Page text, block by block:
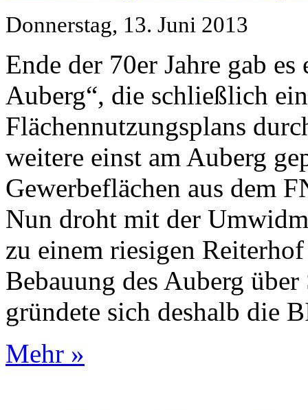
Donnerstag, 13. Juni 2013
Ende der 70er Jahre gab
Auberg“, die schließlich
Flächennutzungsplans
weitere einst am Auberg
Gewerbeflächen aus dem
Nun droht mit der
zu einem riesigen
Bebauung des Auberg
gründete sich deshalb die
Mehr »